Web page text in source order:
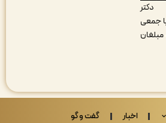
اخبار گفت و گو